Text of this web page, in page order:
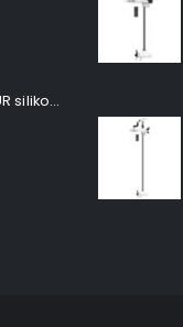
Šetač srednji NATUR silikonska ribica Belgrade Walker